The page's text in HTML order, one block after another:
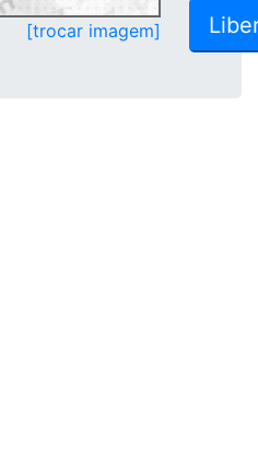
[trocar imagem]